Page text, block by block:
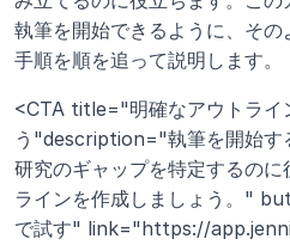
執筆を開始できるように、そ
手順を順を追って説明します。
<CTA title="明確なアウトライ
う"description="執筆を開始す
研究のギャップを特定するのに
ラインを作成しましょう。"
で試す" link="https://